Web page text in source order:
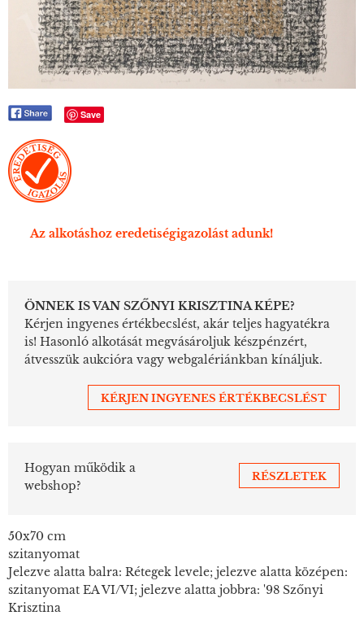
Save
Az alkotáshoz eredetiségigazolást adunk!
ÖNNEK IS VAN SZŐNYI KRISZTINA KÉPE?
Kérjen ingyenes értékbecslést, akár teljes hagyatékra
is! Hasonló alkotását megvásároljuk készpénzért,
átvesszük aukcióra vagy webgalériánkban kínáljuk.
KÉRJEN INGYENES ÉRTÉKBECSLÉST
Hogyan működik a
webshop?
RÉSZLETEK
50x70 cm
szitanyomat
Jelezve alatta balra: Rétegek levele; jelezve alatta középen:
szitanyomat EA VI/VI; jelezve alatta jobbra: '98 Szőnyi
Krisztina